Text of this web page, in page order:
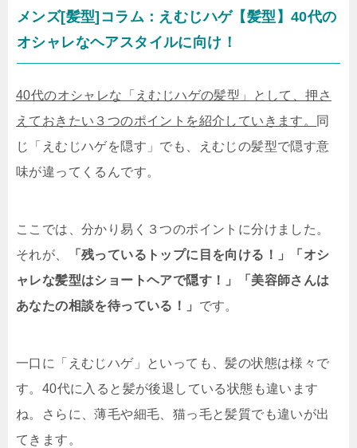
メンズ[髪型]コラム：えむじハゲ【髪型】40代の
オシャレなヘアスタイルに向け！
40代のオシャレな「えむじハゲの髪型」として、押さ
えておきたい３つのポイントを紹介していきます。
同
じ「えむじハゲを隠す」でも、えむじの髪型で隠す意
味が違ってくるんです。
ここでは、分かり易く３つのポイントに分けました。
それが、
「残っているトップに目を向ける！」「オシ
ャレな髪型はショートヘアで隠す！」「美容師さんは
あなたの相談を待っている！」 です。
一口に「えむじハゲ」といっても、髪の状態は様々で
す。40代に入ると髪が後退している状態も違います
ね。さらに、薄毛や細毛、猫っ毛と髪質でも違いが出
てきます。